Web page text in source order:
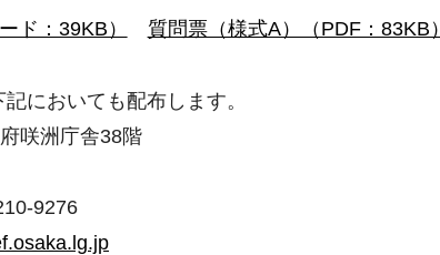
ド：39KB） 質問票（様式A）（PDF：83KB）
においても配布します。
咲洲庁舎38階
9276